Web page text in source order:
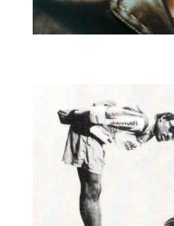
EDOUARD